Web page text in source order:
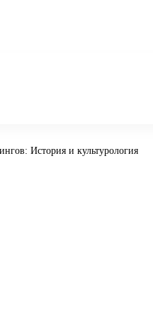
История и культурология